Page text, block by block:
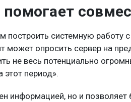
построить системную работу
опросить сервер на
не весь потенциально
этот период».
информацией, но и